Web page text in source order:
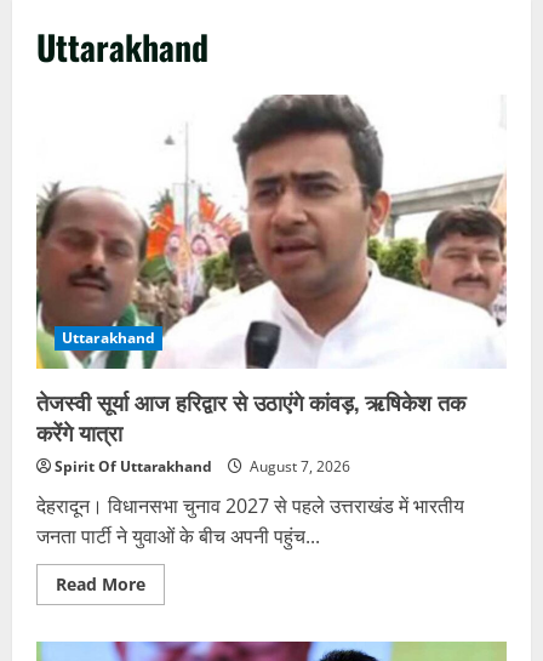
Uttarakhand
Uttarakhand
तेजस्वी सूर्या आज हरिद्वार से उठाएंगे कांवड़, ऋषिकेश तक
करेंगे यात्रा
Spirit Of Uttarakhand August 7, 2026
देहरादून। विधानसभा चुनाव 2027 से पहले उत्तराखंड में भारतीय
जनता पार्टी ने युवाओं के बीच अपनी पहुंच...
Read MoreRead
more
सूर्या